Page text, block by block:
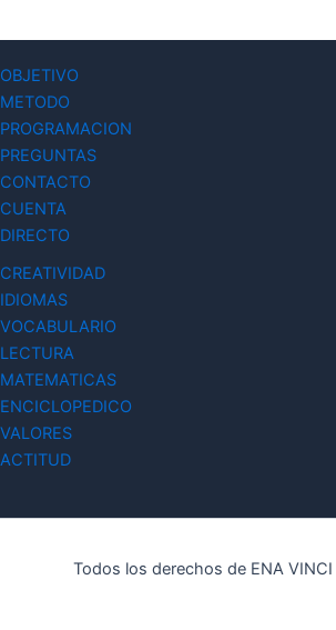
OBJETIVO
METODO
PROGRAMACION
PREGUNTAS
CONTACTO
CUENTA
DIRECTO
CREATIVIDAD
IDIOMAS
VOCABULARIO
LECTURA
MATEMATICAS
ENCICLOPEDICO
VALORES
ACTITUD
Todos los derechos de ENA VINCI